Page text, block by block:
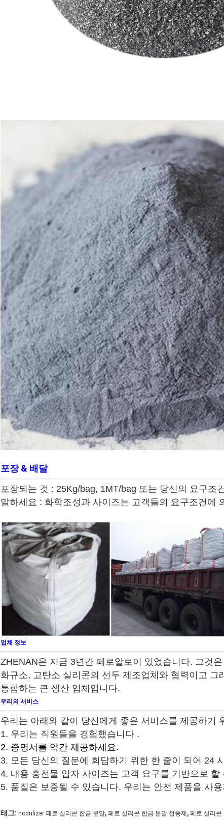
포장 & 배달
포장되는 것 : 25Kg/bag, 1MT/bag 또는 당신의 요구조
말하세요 : 화학조성과 사이즈는 고객들의 요구조건에
업체 정보
ZHENAN은 지금 3년간 페로알로이 있었습니다. 그것
화규소, 고탄소 실리콘의 선두 제조업체와 협력이고
통합하는 큰 생산 업체입니다.
우리의 서비스
우리는 아래와 같이 당신에게 좋은 서비스를 제공하기
1. 우리는 직원들을 경험했습니다 .
2. 증명서를 약간 제공하세요.
3. 모든 당신의 질문에 회답하기 위한 한 줄이 되어 24
4. 내용 충전물 입자 사이즈는 고객 요구를 기반으로 할
5. 품질은 보증될 수 있습니다. 우리는 안전 제품을 사
태그: nodulizer 페로 실리콘 합금 분말, 페로 실리콘 합금 분말 접종제 , 페로 실리콘